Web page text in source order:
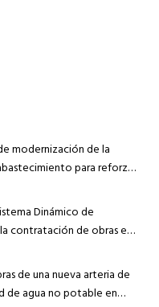
modernización de la
para reforzar
Dinámico de
contratación de obras en
de una nueva arteria de
de agua no potable en